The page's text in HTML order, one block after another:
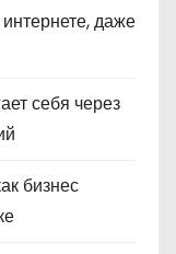
даже
себя через
бизнес